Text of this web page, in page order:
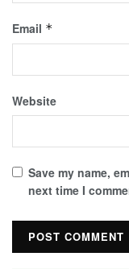
Email *
Website
Save my name,
next time I